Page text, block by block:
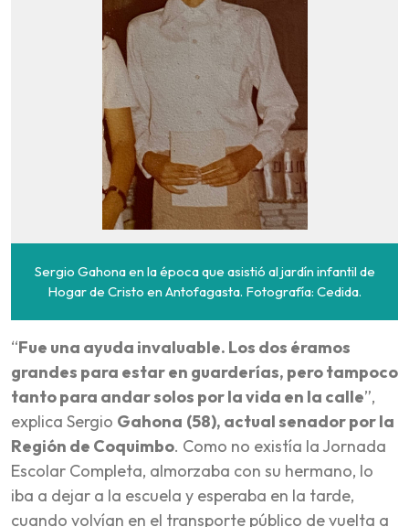
Sergio Gahona en la época que asistió al jardín infantil de
Hogar de Cristo en Antofagasta. Fotografía: Cedida.
“Fue una ayuda invaluable. Los dos éramos
grandes para estar en guarderías, pero tampoco
tanto para andar solos por la vida en la calle”,
explica Sergio Gahona (58), actual senador por la
Región de Coquimbo. Como no existía la Jornada
Escolar Completa, almorzaba con su hermano, lo
iba a dejar a la escuela y esperaba en la tarde,
cuando volvían en el transporte público de vuelta a